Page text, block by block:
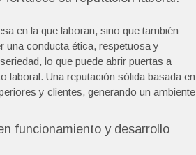
en la que laboran, sino que también
una conducta ética, respetuosa y
lo que puede abrir puertas a
laboral. Una reputación sólida basada en
y clientes, generando un ambiente
funcionamiento y desarrollo